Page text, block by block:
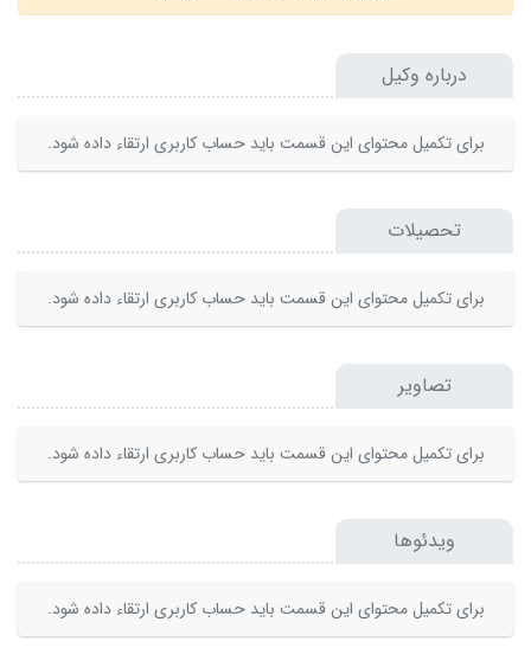
درباره وکیل
برای تکمیل محتوای این قسمت باید حساب کاربری ارتقاء داده شود.
تحصیلات
برای تکمیل محتوای این قسمت باید حساب کاربری ارتقاء داده شود.
تصاویر
برای تکمیل محتوای این قسمت باید حساب کاربری ارتقاء داده شود.
ویدئوها
برای تکمیل محتوای این قسمت باید حساب کاربری ارتقاء داده شود.